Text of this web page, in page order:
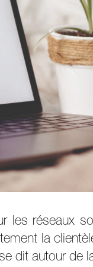
les réseaux
la
dit autour de